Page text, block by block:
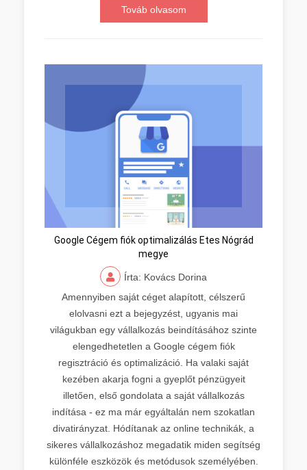
Továb olvasom
Google Cégem fiók optimalizálás Etes Nógrád
megye
Írta: Kovács Dorina
Amennyiben saját céget alapított, célszerű
elolvasni ezt a bejegyzést, ugyanis mai
világukban egy vállalkozás beindításához szinte
elengedhetetlen a Google cégem fiók
regisztráció és optimalizáció. Ha valaki saját
kezében akarja fogni a gyeplőt pénzügyeit
illetően, első gondolata a saját vállalkozás
indítása - ez ma már egyáltalán nem szokatlan
divatirányzat. Hódítanak az online technikák, a
sikeres vállalkozáshoz megadatik miden segítség
különféle eszközök és metódusok személyében.